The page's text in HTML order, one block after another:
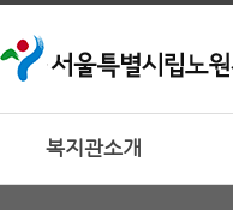
복지관소개